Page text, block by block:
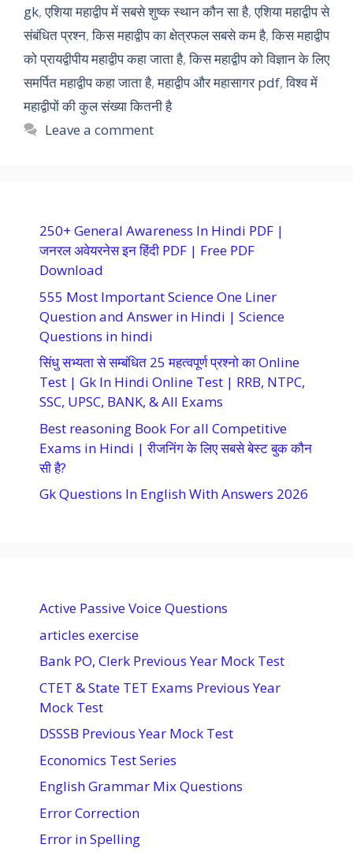
gk,एशिया महाद्वीप में सबसे शुष्क स्थान कौन सा है,एशिया महाद्वीप से
संबंधित प्रश्न,किस महाद्वीप का क्षेत्रफल सबसे कम है,किस महाद्वीप
को प्रायद्वीपीय महाद्वीप कहा जाता है,किस महाद्वीप को विज्ञान के लिए
समर्पित महाद्वीप कहा जाता है,महाद्वीप और महासागर pdf,विश्व में
महाद्वीपों की कुल संख्या कितनी है
Leave a comment
250+ General Awareness In Hindi PDF |
जनरल अवेयरनेस इन हिंदी PDF | Free PDF
Download
555 Most Important Science One Liner
Question and Answer in Hindi | Science
Questions in hindi
सिंधु सभ्यता से सम्बंधित 25 महत्वपूर्ण प्रश्नो का Online
Test | Gk In Hindi Online Test | RRB, NTPC,
SSC, UPSC, BANK, & All Exams
Best reasoning Book For all Competitive
Exams in Hindi | रीजनिंग के लिए सबसे बेस्ट बुक कौन
सी है?
Gk Questions In English With Answers 2026
Active Passive Voice Questions
articles exercise
Bank PO, Clerk Previous Year Mock Test
CTET & State TET Exams Previous Year
Mock Test
DSSSB Previous Year Mock Test
Economics Test Series
English Grammar Mix Questions
Error Correction
Error in Spelling